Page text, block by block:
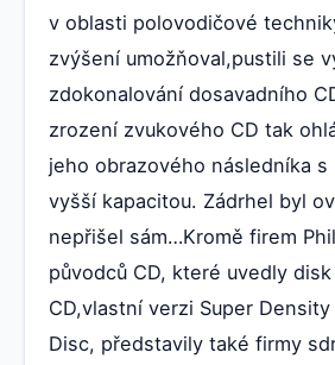
v oblasti polovodičové
zvýšení umožňoval,pustili se
zdokonalování dosavadního
zrození zvukového CD tak
jeho obrazového následníka s
vyšší kapacitou. Zádrhel byl
nepřišel sám…Kromě firem
původců CD, které uvedly
CD,vlastní verzi Super
Disc, představily také firmy